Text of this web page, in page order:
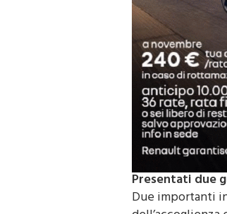
Presentati due
Due importanti